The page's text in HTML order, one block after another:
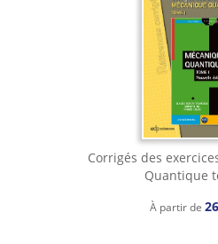
Corrigés des
Quantique
À partir de